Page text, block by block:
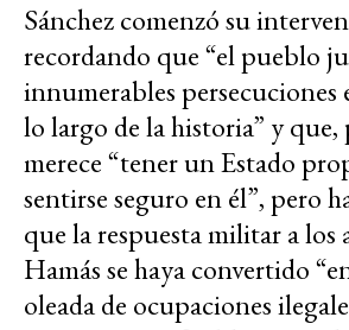
Sánchez comenzó su
recordando que “el pueblo
innumerables persecuciones
lo largo de la historia” y
merece “tener un Estado
sentirse seguro en él”, pero
que la respuesta militar a los
Hamás se haya convertido
oleada de ocupaciones